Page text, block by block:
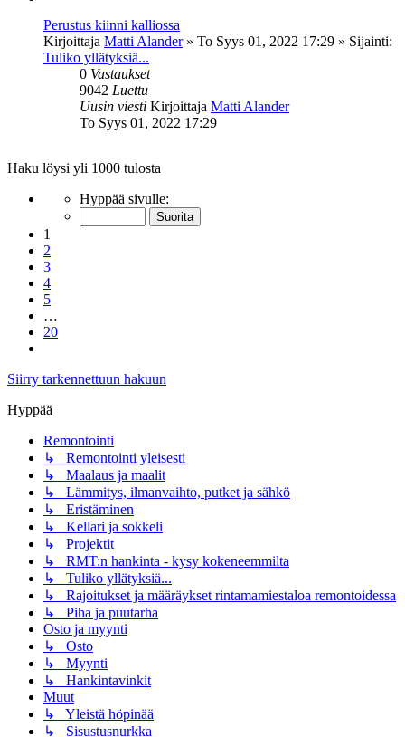
Perustus kiinni kalliossa
Kirjoittaja Matti Alander» To Syys 01, 2022 17:29 » Sijainti:
Tuliko yllätyksiä...
0 Vastaukset
9042 Luettu
Uusin viesti Kirjoittaja Matti Alander
To Syys 01, 2022 17:29
Haku löysi yli 1000 tulosta
Sivu
20
Hyppää sivulle:
1
2
3
4
5
…
20
Siirry tarkennettuun hakuun
Hyppää
Remontointi
↳ Remontointi yleisesti
↳ Maalaus ja maalit
↳ Lämmitys, ilmanvaihto, putket ja sähkö
↳ Eristäminen
↳ Kellari ja sokkeli
↳ Projektit
↳ RMT:n hankinta - kysy kokeneemmilta
↳ Tuliko yllätyksiä...
↳ Rajoitukset ja määräykset rintamamiestaloa remontoidessa
↳ Piha ja puutarha
Osto ja myynti
↳ Osto
↳ Myynti
↳ Hankintavinkit
Muut
↳ Yleistä höpinää
↳ Sisustusnurkka